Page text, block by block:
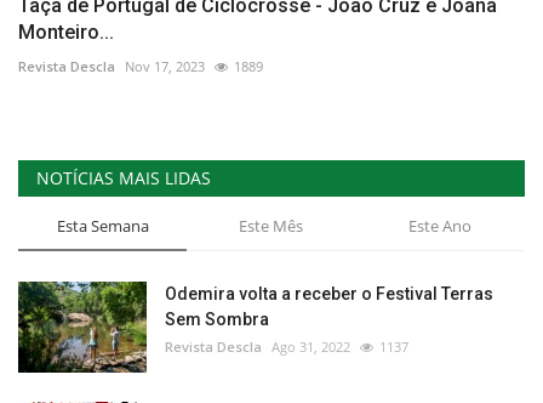
Taça de Portugal de Ciclocrosse - João Cruz e Joana
Monteiro...
Revista Descla Nov 17, 2023 1889
NOTÍCIAS MAIS LIDAS
Esta Semana Este Mês Este Ano
Odemira volta a receber o Festival Terras
Sem Sombra
Revista Descla Ago 31, 2022 1137